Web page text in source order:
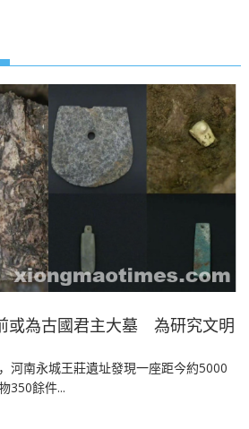
或為古國君主大墓 為研究文明
河南永城王莊遺址發現一座距今約5000
350餘件...